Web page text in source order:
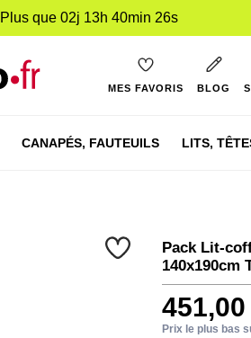
Plus que 02j 13h 40min 25s
MES FAVORIS BLOG
CANAPÉS, FAUTEUILS LITS,
Pack Lit-
140x190cm
451,00
Prix le plus bas